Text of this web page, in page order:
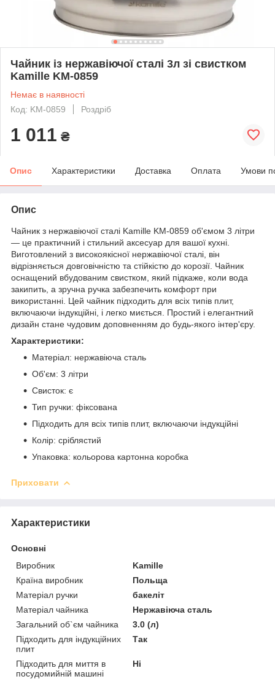
Чайник із нержавіючої сталі 3л зі свистком
Kamille KM-0859
Немає в наявності
Код: KM-0859
Роздріб
1 011 ₴
Опис Характеристики Доставка Оплата Умови
Опис
Чайник з нержавіючої сталі Kamille KM-0859 об'ємом 3 літри
— це практичний і стильний аксесуар для вашої кухні.
Виготовлений з високоякісної нержавіючої сталі, він
відрізняється довговічністю та стійкістю до корозії. Чайник
оснащений вбудованим свистком, який підкаже, коли вода
закипить, а зручна ручка забезпечить комфорт при
використанні. Цей чайник підходить для всіх типів плит,
включаючи індукційні, і легко миється. Простий і елегантний
дизайн стане чудовим доповненням до будь-якого інтер'єру.
Характеристики:
Матеріал: нержавіюча сталь
Об'єм: 3 літри
Свисток: є
Тип ручки: фіксована
Підходить для всіх типів плит, включаючи індукційні
Колір: сріблястий
Упаковка: кольорова картонна коробка
Приховати
Характеристики
Основні
Виробник
Kamille
Країна виробник
Польща
Матеріал ручки
бакеліт
Матеріал чайника
Нержавіюча сталь
Загальний об`єм чайника
3.0 (л)
Підходить для індукційних
плит
Так
Підходить для миття в
посудомийній машині
Ні